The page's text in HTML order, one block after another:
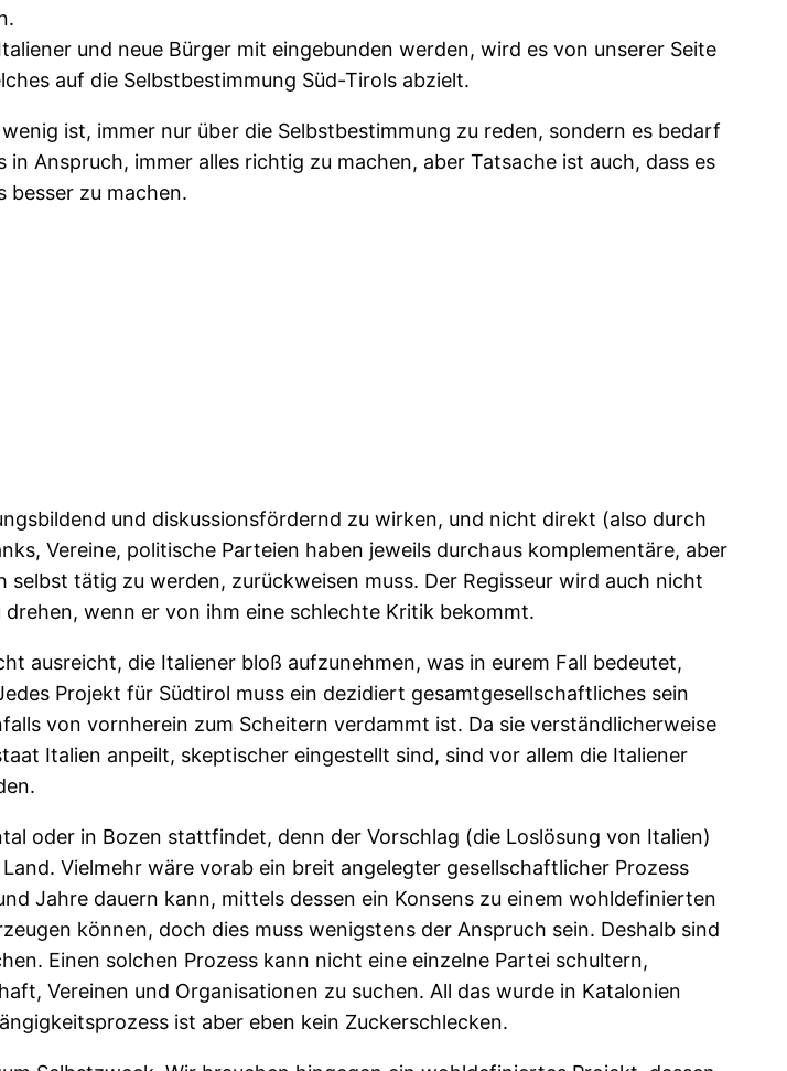
und neue Bürger mit eingebunden werden, wird es von unserer Seite
auf die Selbstbestimmung Süd-Tirols abzielt.
ist, immer nur über die Selbstbestimmung zu reden, sondern es bedarf
Anspruch, immer alles richtig zu machen, aber Tatsache ist auch, dass es
besser zu machen.
und diskussionsfördernd zu wirken, und nicht direkt (also durch
Vereine, politische Parteien haben jeweils durchaus komplementäre, aber
tätig zu werden, zurückweisen muss. Der Regisseur wird auch nicht
wenn er von ihm eine schlechte Kritik bekommt.
ausreicht, die Italiener bloß aufzunehmen, was in eurem Fall bedeutet,
Projekt für Südtirol muss ein dezidiert gesamtgesellschaftliches sein
von vornherein zum Scheitern verdammt ist. Da sie verständlicherweise
Italien anpeilt, skeptischer eingestellt sind, sind vor allem die Italiener
oder in Bozen stattfindet, denn der Vorschlag (die Loslösung von Italien)
Vielmehr wäre vorab ein breit angelegter gesellschaftlicher Prozess
Jahre dauern kann, mittels dessen ein Konsens zu einem wohldefinierten
können, doch dies muss wenigstens der Anspruch sein. Deshalb sind
Einen solchen Prozess kann nicht eine einzelne Partei schultern,
Vereinen und Organisationen zu suchen. All das wurde in Katalonien
ist aber eben kein Zuckerschlecken.